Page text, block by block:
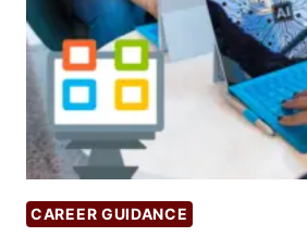
च्या
वा
ढ
त्या
मा
ग
णी
सा
या
ची
सु
रू
वा
त
क
CAREER GUIDANCE